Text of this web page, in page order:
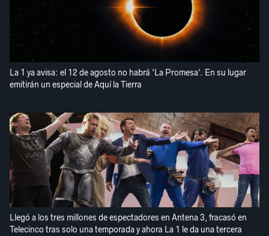
La 1 ya avisa: el 12 de agosto no habrá 'La Promesa'. En su lugar
emitirán un especial de Aquí la Tierra
Llegó a los tres millones de espectadores en Antena 3, fracasó en
Telecinco tras solo una temporada y ahora La 1 le da una tercera